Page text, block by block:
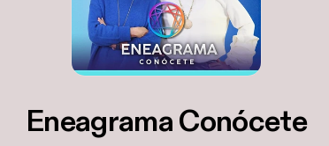
Eneagrama Conócete